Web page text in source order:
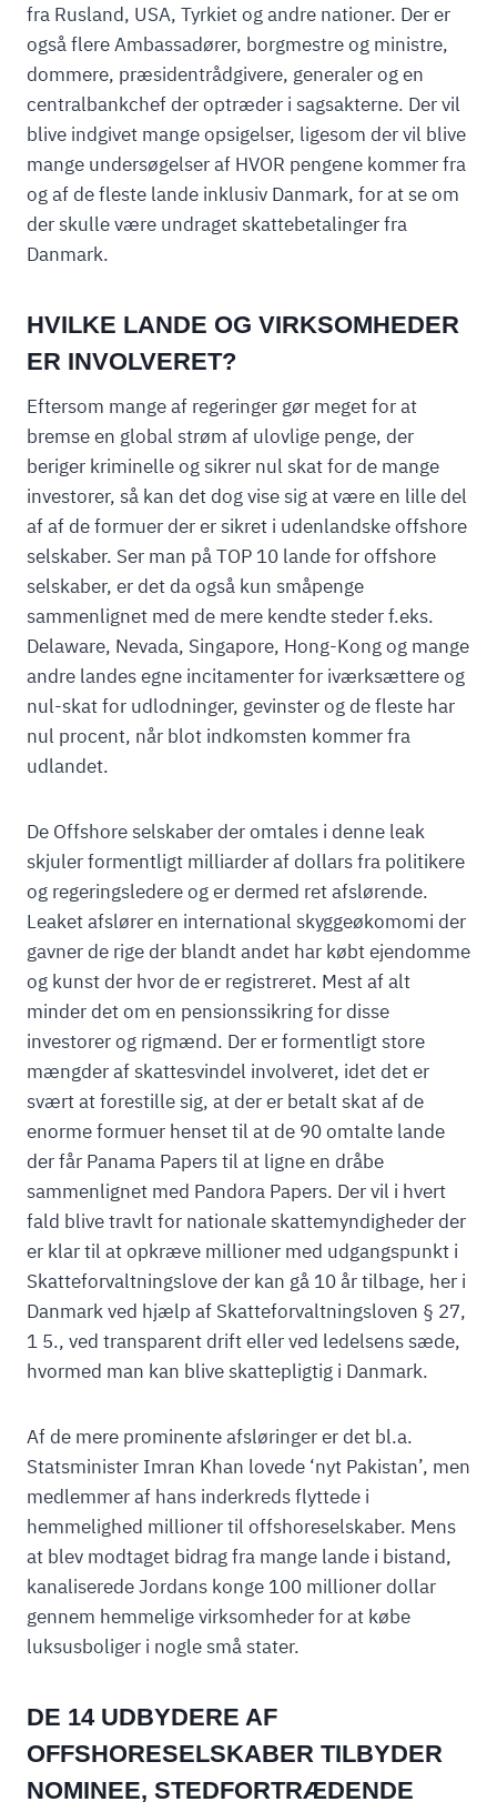
fra Rusland, USA, Tyrkiet og andre nationer. Der er
også flere Ambassadører, borgmestre og ministre,
dommere, præsidentrådgivere, generaler og en
centralbankchef der optræder i sagsakterne. Der vil
blive indgivet mange opsigelser, ligesom der vil blive
mange undersøgelser af HVOR pengene kommer fra
og af de fleste lande inklusiv Danmark, for at se om
der skulle være undraget skattebetalinger fra
Danmark.
HVILKE LANDE OG VIRKSOMHEDER
ER INVOLVERET?
Eftersom mange af regeringer gør meget for at
bremse en global strøm af ulovlige penge, der
beriger kriminelle og sikrer nul skat for de mange
investorer, så kan det dog vise sig at være en lille del
af af de formuer der er sikret i udenlandske offshore
selskaber. Ser man på TOP 10 lande for offshore
selskaber, er det da også kun småpenge
sammenlignet med de mere kendte steder f.eks.
Delaware, Nevada, Singapore, Hong-Kong og mange
andre landes egne incitamenter for iværksættere og
nul-skat for udlodninger, gevinster og de fleste har
nul procent, når blot indkomsten kommer fra
udlandet.
De Offshore selskaber der omtales i denne leak
skjuler formentligt milliarder af dollars fra politikere
og regeringsledere og er dermed ret afslørende.
Leaket afslører en international skyggeøkomomi der
gavner de rige der blandt andet har købt ejendomme
og kunst der hvor de er registreret. Mest af alt
minder det om en pensionssikring for disse
investorer og rigmænd. Der er formentligt store
mængder af skattesvindel involveret, idet det er
svært at forestille sig, at der er betalt skat af de
enorme formuer henset til at de 90 omtalte lande
der får Panama Papers til at ligne en dråbe
sammenlignet med Pandora Papers. Der vil i hvert
fald blive travlt for nationale skattemyndigheder der
er klar til at opkræve millioner med udgangspunkt i
Skatteforvaltningslove der kan gå 10 år tilbage, her i
Danmark ved hjælp af Skatteforvaltningsloven § 27,
1 5., ved transparent drift eller ved ledelsens sæde,
hvormed man kan blive skattepligtig i Danmark.
Af de mere prominente afsløringer er det bl.a.
Statsminister Imran Khan lovede ‘nyt Pakistan’, men
medlemmer af hans inderkreds flyttede i
hemmelighed millioner til offshoreselskaber. Mens
at blev modtaget bidrag fra mange lande i bistand,
kanaliserede Jordans konge 100 millioner dollar
gennem hemmelige virksomheder for at købe
luksusboliger i nogle små stater.
DE 14 UDBYDERE AF
OFFSHORESELSKABER TILBYDER
NOMINEE, STEDFORTRÆDENDE